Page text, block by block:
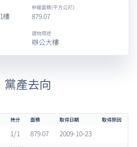
樓
申報面積(平方公尺)
879.07
建物用途
辦公大樓
黨產去向
1/1 879.07 2009-10-23